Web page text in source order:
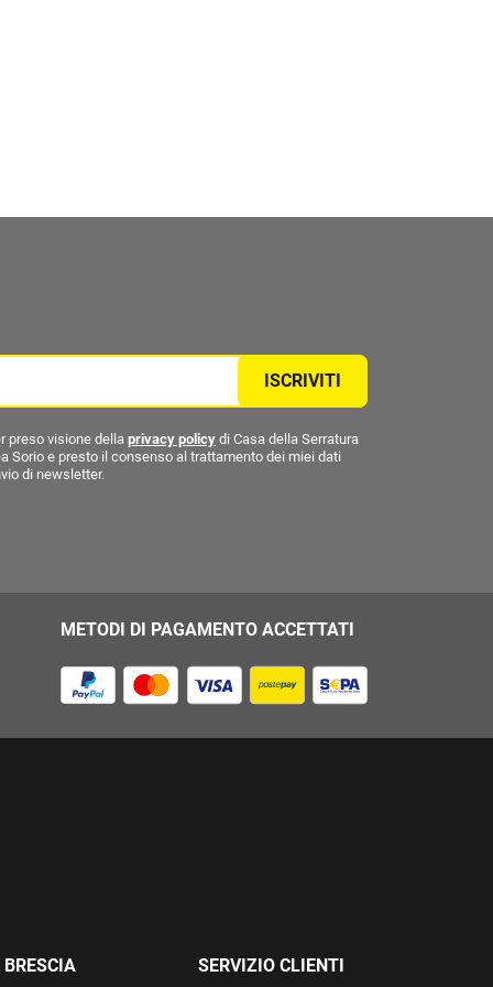
ISCRIVITI
preso visione della privacy policy di Casa della Serratura
Sorio e presto il consenso al trattamento dei miei dati
di newsletter.
METODI DI PAGAMENTO ACCETTATI
BRESCIA SERVIZIO CLIENTI